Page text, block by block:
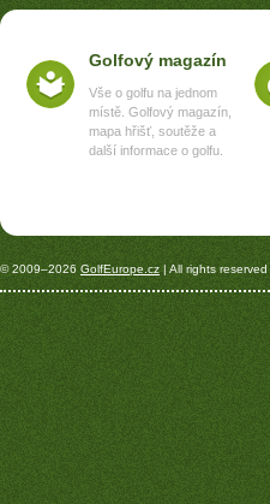
Golfový magazín
Vše o golfu na jednom
místě. Golfový magazín,
mapa hřišť, soutěže a
další informace o golfu.
© 2009–2026 GolfEurope.cz | All rights reserved